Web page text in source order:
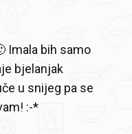
Imala bih samo
bjelanjak
u snijeg pa se
:-*